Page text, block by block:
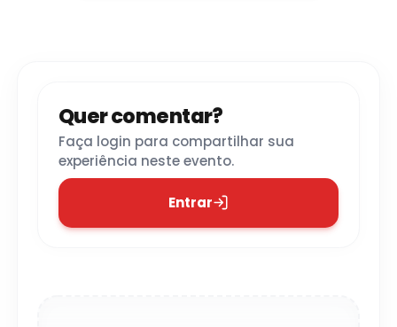
Quer comentar?
Faça login para compartilhar sua
experiência neste evento.
Entrar